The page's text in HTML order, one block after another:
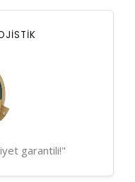
garantili!"